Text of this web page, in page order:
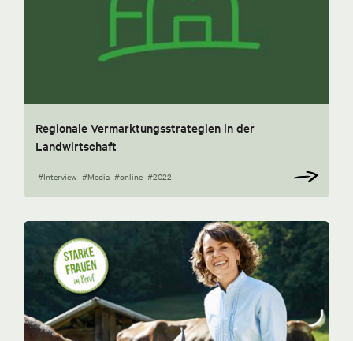
Regionale Vermarktungsstrategien in der
Landwirtschaft
#Interview #Media #online #2022